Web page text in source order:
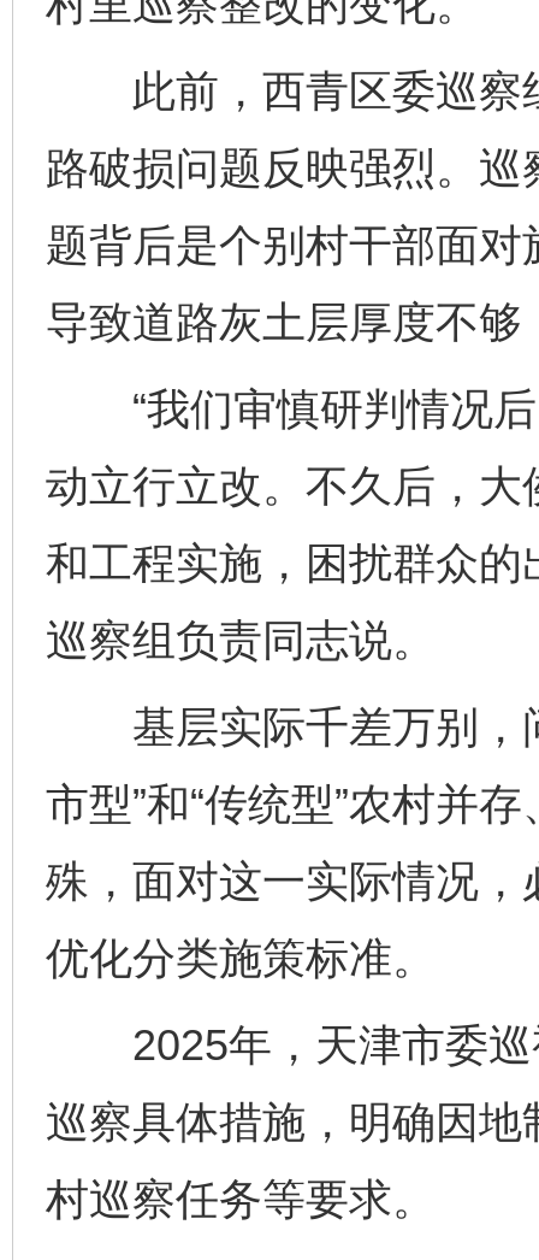
此前，西青区委巡察
路破损问题反映强烈。
题背后是个别村干部面
导致道路灰土层厚度不够
“我们审慎研判情况后
动立行立改。不久后，
和工程实施，困扰群众的
巡察组负责同志说。
基层实际千差万别，
市型”和“传统型”农村并
殊，面对这一实际情况，
优化分类施策标准。
2025年，天津市委巡
巡察具体措施，明确因
村巡察任务等要求。